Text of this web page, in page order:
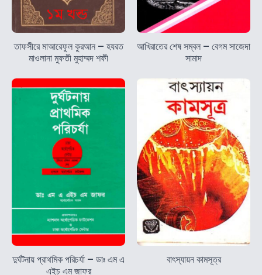
তাফসীরে মাআরেফুল কুরআন – হযরত
মাওলানা মুফতী মুহাম্মদ শফী
আখিরাতের শেষ সম্বল – বেগম সাজেদা
সামাদ
দুর্ঘটনায় প্রাথমিক পরিচর্যা – ডাঃ এম এ
এইচ এম জাফর
বাৎস্যায়ন কামসূত্র